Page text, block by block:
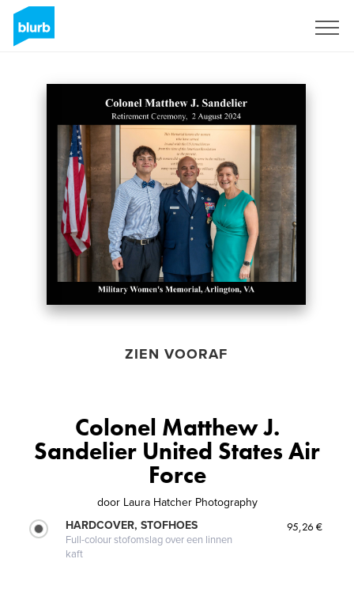
ZIEN VOORAF
Colonel Matthew J.
Sandelier United States Air
Force
door Laura Hatcher Photography
HARDCOVER, STOFHOES
Full-colour stofomslag over een linnen
kaft
95,26 €